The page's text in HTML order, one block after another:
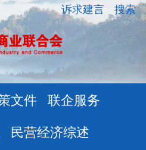
搜索
诉求建言
文件 联企服务
民营经济综述